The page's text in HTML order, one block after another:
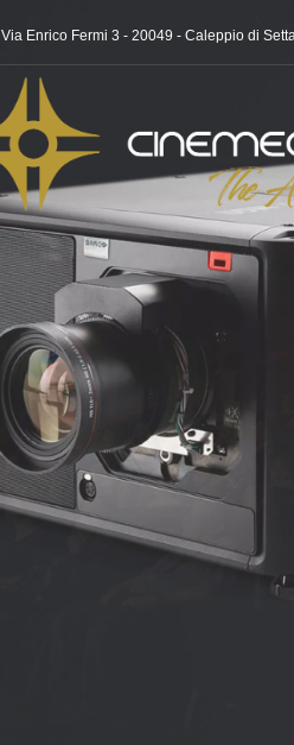
Via Enrico Fermi 3 - 20049 - Caleppio di